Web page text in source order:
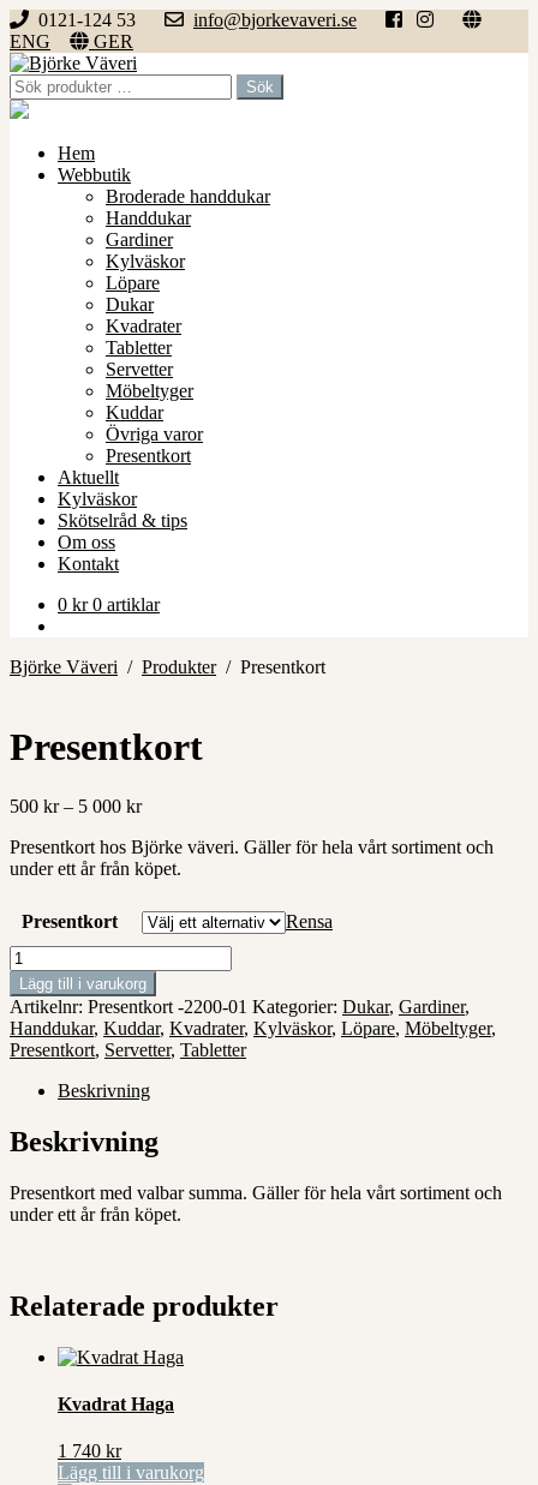
0121-124 53
info@bjorkevaveri.se
ENG
GER
Hoppa
till
navigering
Hoppa
till
innehåll
Sök
efter:
Sök
Hem
Webbutik
Broderade handdukar
Handdukar
Gardiner
Kylväskor
Löpare
Dukar
Kvadrater
Tabletter
Servetter
Möbeltyger
Kuddar
Övriga varor
Presentkort
Aktuellt
Kylväskor
Skötselråd & tips
Om oss
Kontakt
0 kr 0 artiklar
Björke Väveri / Produkter/ Presentkort
Presentkort
500 kr – 5 000 krPrisintervall:
till
5
Presentkort hos Björke väveri. Gäller för hela vårt sortiment och
under ett år från köpet.
Presentkort
Rensa
Presentkort
mängd
Lägg till i varukorg
Artikelnr: Presentkort -2200-01 Kategorier: Dukar, Gardiner,
Handdukar, Kuddar, Kvadrater, Kylväskor, Löpare, Möbeltyger,
Presentkort, Servetter, Tabletter
Beskrivning
Beskrivning
Presentkort med valbar summa. Gäller för hela vårt sortiment och
under ett år från köpet.
Relaterade produkter
Kvadrat Haga
1 740 kr
Lägg till i varukorg